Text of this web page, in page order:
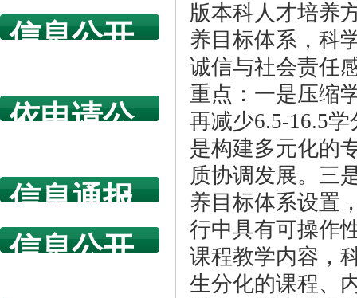
信息公开
依申请公
信息通报
信息公开
版本科人才培养
养目标体系，科
诚信与社会责任
重点：一是压缩
再减少6.5-16.5
是构建多元化的
质协调发展。三
养目标体系设置
行中具有可操作
课程教学内容，
生分化的课程、